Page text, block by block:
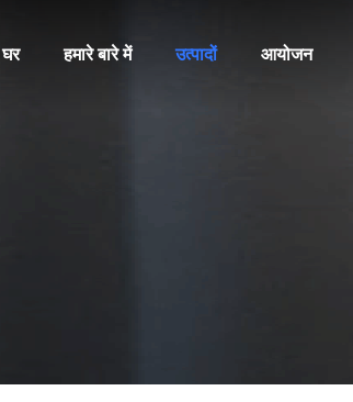
घर हमारे बारे में उत्पादों आयोजन